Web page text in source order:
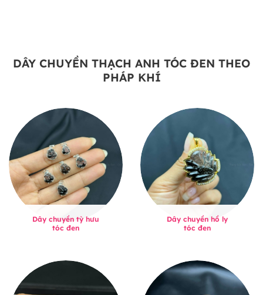
DÂY CHUYỀN THẠCH ANH TÓC ĐEN THEO
PHÁP KHÍ
Dây chuyền tỳ hưu
tóc đen
Dây chuyền hồ ly
tóc đen